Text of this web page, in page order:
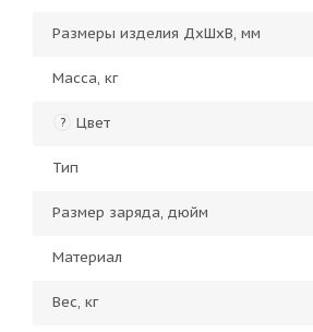
Размеры изделия ДхШхВ, мм
Масса, кг
? Цвет
Тип
Размер заряда, дюйм
Материал
Вес, кг